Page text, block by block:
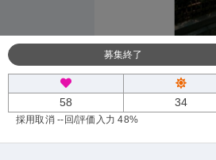
募集終了
58 34
採用取消 --回/評価入力 48%